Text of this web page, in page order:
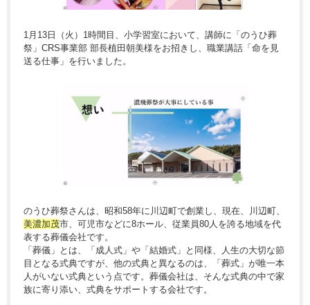
1月13日（火）1時間目、小学習室において、講師に「のうひ葬
祭」CRS事業部 部長植田朝美様をお招きし、職業講話「命を見
送る仕事」を行いました。
のうひ葬祭さんは、昭和58年に川辺町で創業し、現在、川辺町、
美濃加茂市、可児市などに8ホール、従業員80人を誇る地域を代
表する葬儀会社です。
「葬儀」とは、「成人式」や「結婚式」と同様、人生の大切な節
目となる式典ですが、他の式典と異なるのは、「葬式」が唯一本
人がいない式典という点です。葬儀会社は、そんな式典の中で家
族に寄り添い、式典をサポートする会社です。